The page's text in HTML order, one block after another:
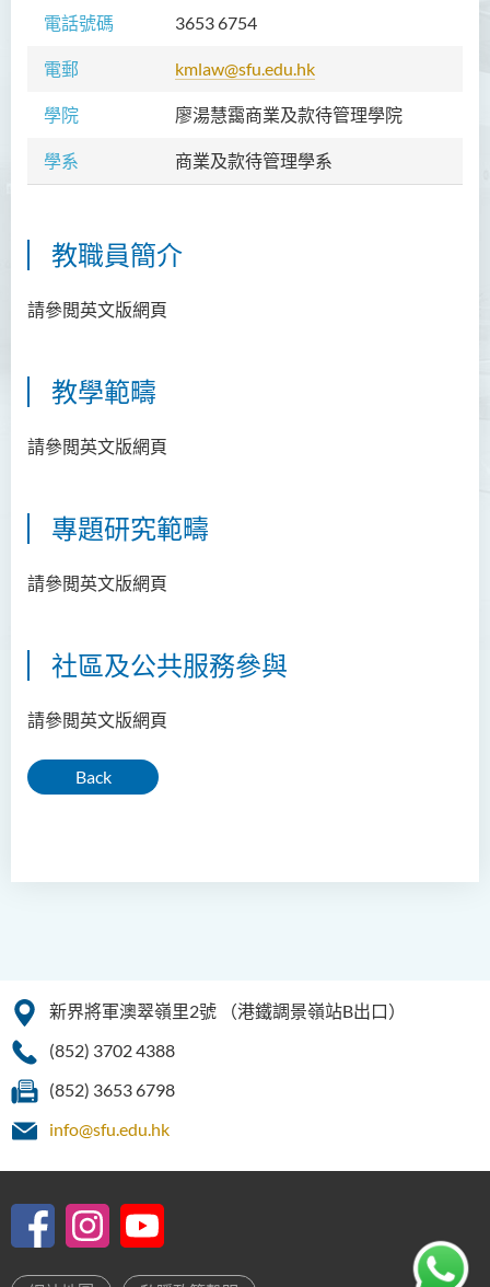
電話號碼 3653 6754
電郵 kmlaw@sfu.edu.hk
學院 廖湯慧靄商業及款待管理學院
學系 商業及款待管理學系
教職員簡介
請參閲英文版網頁
教學範疇
請參閲英文版網頁
專題研究範疇
請參閲英文版網頁
社區及公共服務參與
請參閲英文版網頁
Back
教職員
校外顧問團及校外考試委員
課程概覽
訪修及旁聽生計劃
新界將軍澳翠嶺里2號
（港鐵調景嶺站B出口）
(852) 3702 4388
(852) 3653 6798
info@sfu.edu.hk